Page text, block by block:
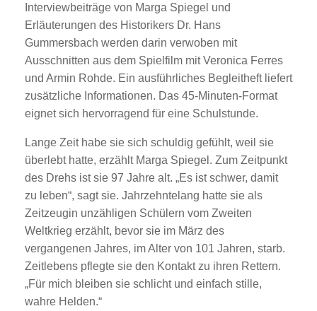
Interviewbeiträge von Marga Spiegel und
Erläuterungen des Historikers Dr. Hans
Gummersbach werden darin verwoben mit
Ausschnitten aus dem Spielfilm mit Veronica Ferres
und Armin Rohde. Ein ausführliches Begleitheft liefert
zusätzliche Informationen. Das 45-Minuten-Format
eignet sich hervorragend für eine Schulstunde.
Lange Zeit habe sie sich schuldig gefühlt, weil sie
überlebt hatte, erzählt Marga Spiegel. Zum Zeitpunkt
des Drehs ist sie 97 Jahre alt. „Es ist schwer, damit
zu leben“, sagt sie. Jahrzehntelang hatte sie als
Zeitzeugin unzähligen Schülern vom Zweiten
Weltkrieg erzählt, bevor sie im März des
vergangenen Jahres, im Alter von 101 Jahren, starb.
Zeitlebens pflegte sie den Kontakt zu ihren Rettern.
„Für mich bleiben sie schlicht und einfach stille,
wahre Helden.“